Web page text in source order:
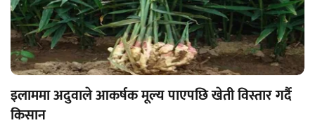
इलाममा अदुवाले आकर्षक मूल्य पाएपछि खेती विस्तार गर्दै
किसान